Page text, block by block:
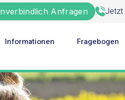
Anfragen Jetzt
Informationen Fragebogen